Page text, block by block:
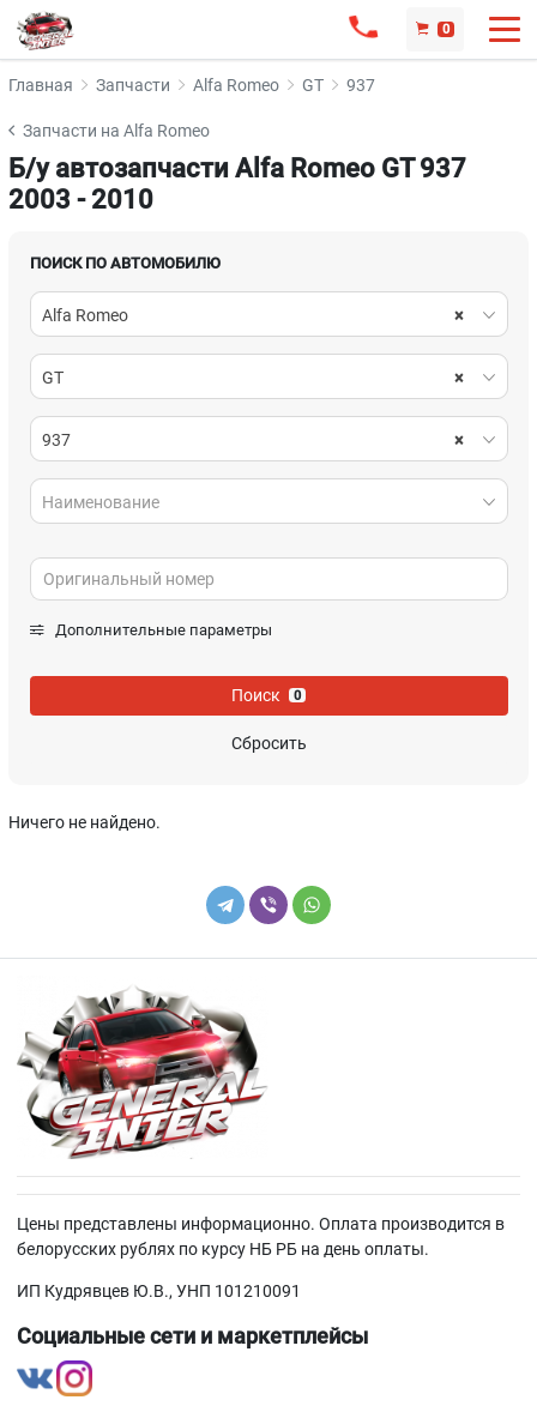
0
Главная Запчасти Alfa Romeo GT 937
Запчасти на Alfa Romeo
Б/у автозапчасти Alfa Romeo GT 937
2003 - 2010
ПОИСК ПО АВТОМОБИЛЮ
×
Alfa Romeo
×
GT
×
937
Наименование
Дополнительные параметры
Поиск 0
Сбросить
Ничего не найдено.
Цены представлены информационно. Оплата производится в
белорусских рублях по курсу НБ РБ на день оплаты.
ИП Кудрявцев Ю.В., УНП 101210091
Социальные сети и маркетплейсы